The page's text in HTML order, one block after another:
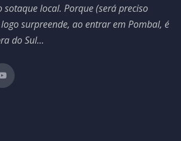
sotaque local. Porque (será preciso
surpreende, ao entrar em Pombal, é
do Sul...